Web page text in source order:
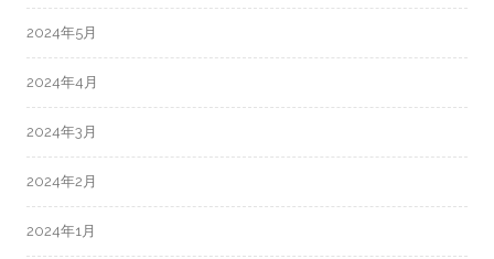
2024年5月
2024年4月
2024年3月
2024年2月
2024年1月